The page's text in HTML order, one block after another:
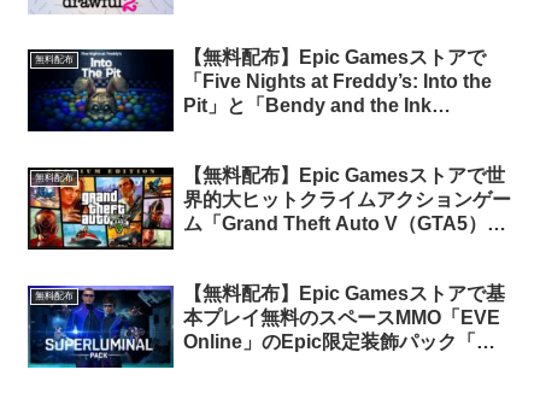
無料配布
【無料配布】Epic Gamesストアで
「Five Nights at Freddy’s: Into the
Pit」と「Bendy and the Ink
無料配布
【無料配布】Epic Gamesストアで世
界的大ヒットクライムアクションゲー
ム「Grand Theft Auto V（GTA5）」
無料配布
【無料配布】Epic Gamesストアで基
本プレイ無料のスペースMMO「EVE
Online」のEpic限定装飾パック「ス